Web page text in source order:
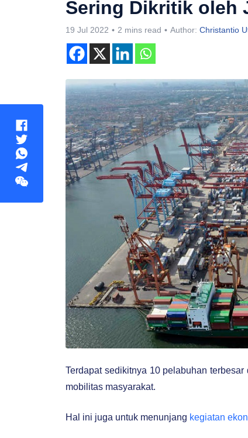
Sering Dikritik oleh
19 Jul 2022 2 mins read Author: Christantio
Terdapat sedikitnya 10 pelabuhan
mobilitas masyarakat.
Hal ini juga untuk menunjang kegiatan